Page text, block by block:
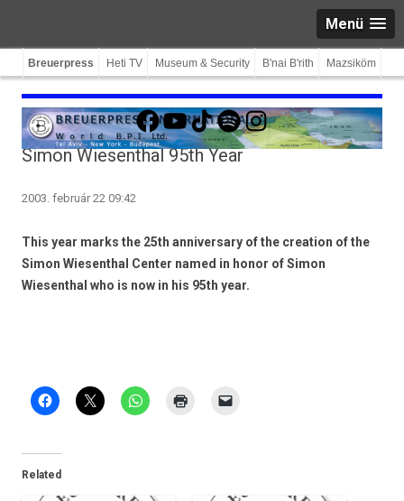
Menü
Breuerpress Heti TV Museum & Security B'nai B'rith Mazsiköm
Facebook
YouTube
TikTokSpotifyInstagram
Simon Wiesenthal 95th Year
2003. február 22 09:42
This year marks the 25th anniversary of the creation of the
Simon Wiesenthal Center named in honor of Simon
Wiesenthal who is now in his 95th year.
Related